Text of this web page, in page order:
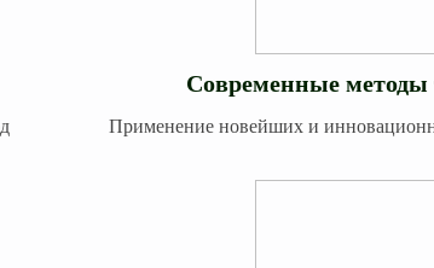
Современные методы
Применение новейших и